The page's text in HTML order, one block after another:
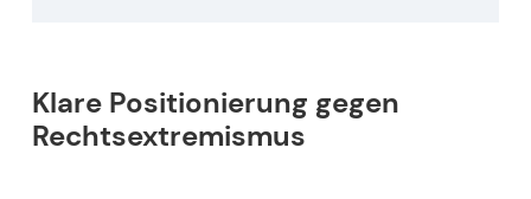
Klare Positionierung gegen
Rechtsextremismus